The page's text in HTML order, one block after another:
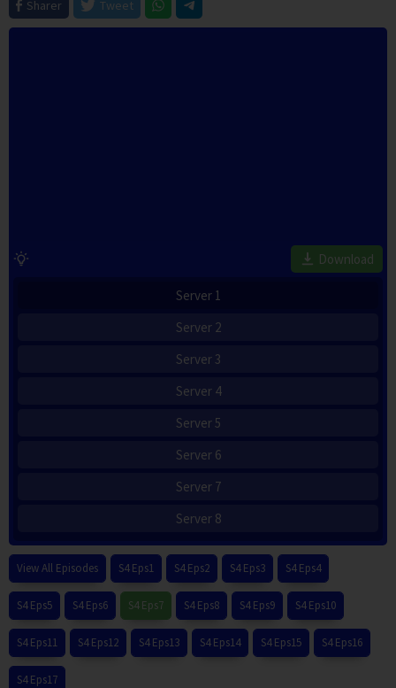
Sharer
Tweet
Download
Server 1
Server 2
Server 3
Server 4
Server 5
Server 6
Server 7
Server 8
View All Episodes S4 Eps1 S4 Eps2 S4 Eps3 S4 Eps4
S4 Eps5 S4 Eps6 S4 Eps7 S4 Eps8 S4 Eps9 S4 Eps10
S4 Eps11 S4 Eps12 S4 Eps13 S4 Eps14 S4 Eps15 S4 Eps16
S4 Eps17